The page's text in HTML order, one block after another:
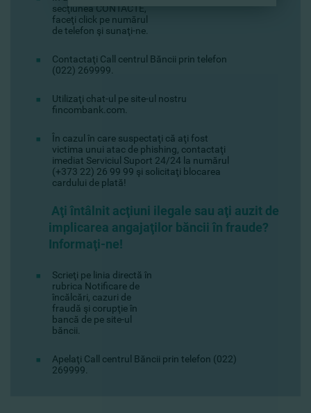
secţiunea CONTACTE,
faceţi click pe numărul
de telefon şi sunaţi-ne.
Contactaţi Сall centrul Băncii prin telefon
(022) 269999.
Utilizaţi chat-ul pe site-ul nostru
fincombank.com.
În cazul în care suspectaţi că aţi fost
victima unui atac de phishing, contactaţi
imediat Serviciul Suport 24/24 la numărul
(+373 22) 26 99 99 şi solicitaţi blocarea
cardului de plată!
Aţi întâlnit acţiuni ilegale sau aţi auzit de
implicarea angajaţilor băncii în fraude?
Informaţi-ne!
Scrieţi pe linia directă în
rubrica Notificare de
încălcări, cazuri de
fraudă şi corupţie în
bancă de pe site-ul
băncii.
Apelaţi Call centrul Băncii prin telefon (022)
269999.